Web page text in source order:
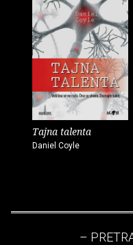
Tajna talenta
Daniel Coyle
–